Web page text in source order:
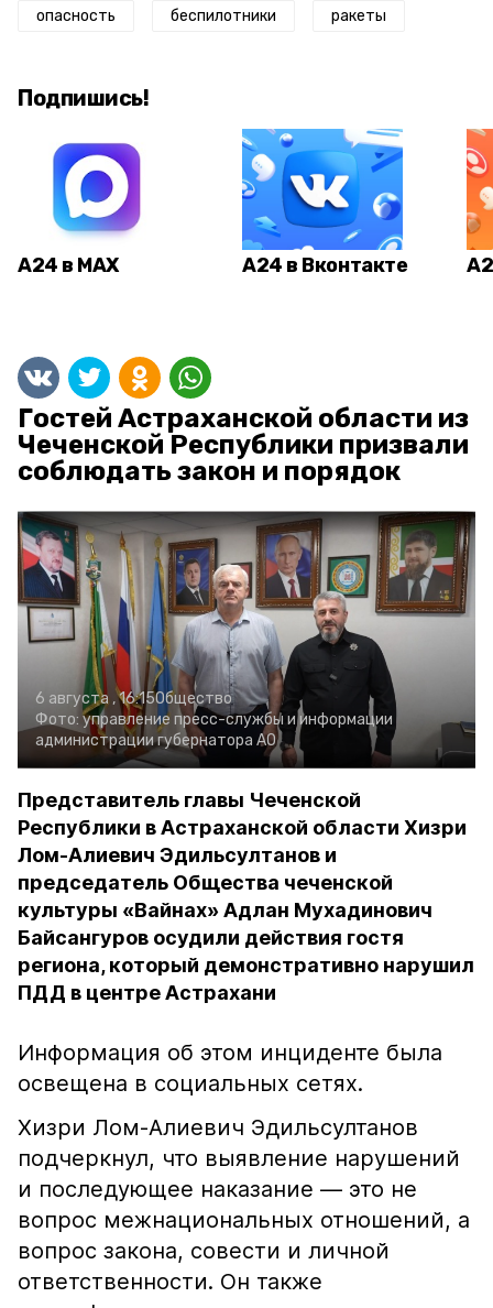
опасность беспилотники ракеты
Подпишись!
А24 в MAX А24 в Вконтакте
Гостей Астраханской области из
Чеченской Республики призвали
соблюдать закон и порядок
6 августа , 16:15Общество
Фото: управление пресс-службы и информации
администрации губернатора АО
Представитель главы Чеченской
Республики в Астраханской области Хизри
Лом-Алиевич Эдильсултанов и
председатель Общества чеченской
культуры «Вайнах» Адлан Мухадинович
Байсангуров осудили действия гостя
региона, который демонстративно нарушил
ПДД в центре Астрахани
Информация об этом инциденте была
освещена в социальных сетях.
Хизри Лом-Алиевич Эдильсултанов
подчеркнул, что выявление нарушений
и последующее наказание — это не
вопрос межнациональных отношений, а
вопрос закона, совести и личной
ответственности. Он также